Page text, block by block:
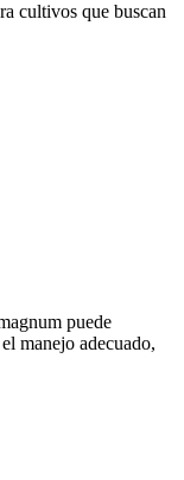
cultivos que buscan
puede
manejo adecuado,